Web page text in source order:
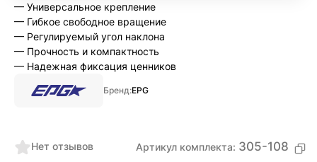
Нет отзывов Артикул комплекта: 305-108
— Универсальное крепление
— Гибкое свободное вращение
— Регулируемый угол наклона
— Прочность и компактность
— Надежная фиксация ценников
Бренд:EPG